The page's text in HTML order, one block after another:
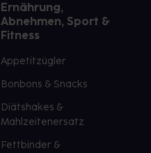
Ernährung,
Abnehmen, Sport &
Fitness
Appetitzügler
Bonbons & Snacks
Diätshakes &
Mahlzeitenersatz
Fettbinder &